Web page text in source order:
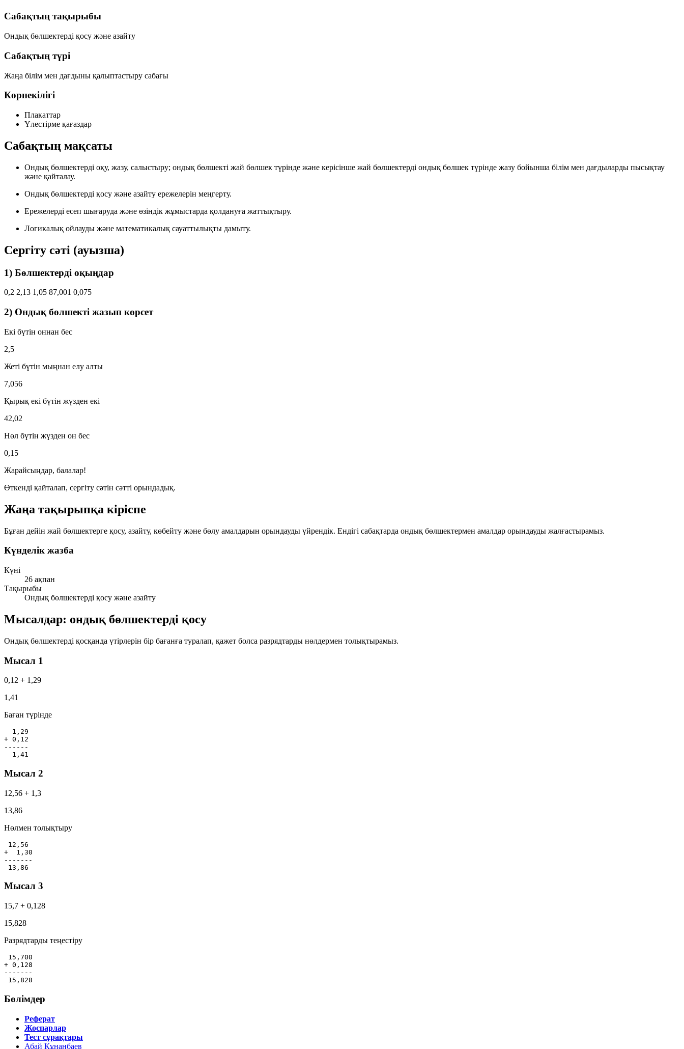
Сабақтың тақырыбы
Ондық бөлшектерді қосу және азайту
Сабақтың түрі
Жаңа білім мен дағдыны қалыптастыру сабағы
Көрнекілігі
Плакаттар
Үлестірме қағаздар
Сабақтың мақсаты
Ондық бөлшектерді оқу, жазу, салыстыру; ондық бөлшекті жай бөлшек түрінде және керісінше жай бөлшектерді ондық бөлшек түрінде жазу бойынша білім мен дағдыларды пысықтау
және қайталау.
Ондық бөлшектерді қосу және азайту ережелерін меңгерту.
Ережелерді есеп шығаруда және өзіндік жұмыстарда қолдануға жаттықтыру.
Логикалық ойлауды және математикалық сауаттылықты дамыту.
Сергіту сәті (ауызша)
1) Бөлшектерді оқыңдар
0,2 2,13 1,05 87,001 0,075
2) Ондық бөлшекті жазып көрсет
Екі бүтін оннан бес
2,5
Жеті бүтін мыңнан елу алты
7,056
Қырық екі бүтін жүзден екі
42,02
Нөл бүтін жүзден он бес
0,15
Жарайсыңдар, балалар!
Өткенді қайталап, сергіту сәтін сәтті орындадық.
Жаңа тақырыпқа кіріспе
Бұған дейін жай бөлшектерге қосу, азайту, көбейту және бөлу амалдарын орындауды үйрендік. Ендігі сабақтарда ондық бөлшектермен амалдар орындауды жалғастырамыз.
Күнделік жазба
Күні
26 ақпан
Тақырыбы
Ондық бөлшектерді қосу және азайту
Мысалдар: ондық бөлшектерді қосу
Ондық бөлшектерді қосқанда үтірлерін бір бағанға туралап, қажет болса разрядтарды нөлдермен толықтырамыз.
Мысал 1
0,12 + 1,29
1,41
Баған түрінде
  1,29
+ 0,12
------
  1,41
Мысал 2
12,56 + 1,3
13,86
Нөлмен толықтыру
12,56
+  1,30
-------
13,86
Мысал 3
15,7 + 0,128
15,828
Разрядтарды теңестіру
15,700
+ 0,128
-------
15,828
Бөлімдер
Реферат
Жоспарлар
Тест сұрақтары
Абай Құнанбаев